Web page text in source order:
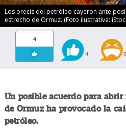
Los precis del petróleo cayeron ante
estrecho de Ormuz. (Foto ilustrativa:
4
4 0
Un posible acuerdo para abrir
de Ormuz ha provocado la
petróleo.